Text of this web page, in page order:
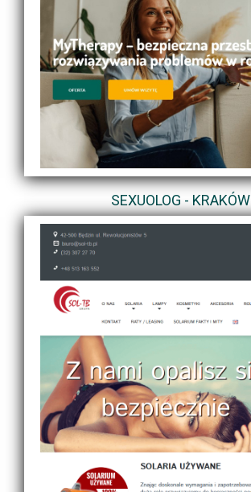
SEXUOLOG - KRAKÓW